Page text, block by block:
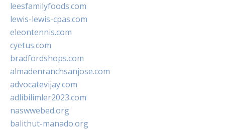
leesfamilyfoods.com
lewis-lewis-cpas.com
eleontennis.com
cyetus.com
bradfordshops.com
almadenranchsanjose.com
advocatevijay.com
adlibilimler2023.com
naswwebed.org
balithut-manado.org